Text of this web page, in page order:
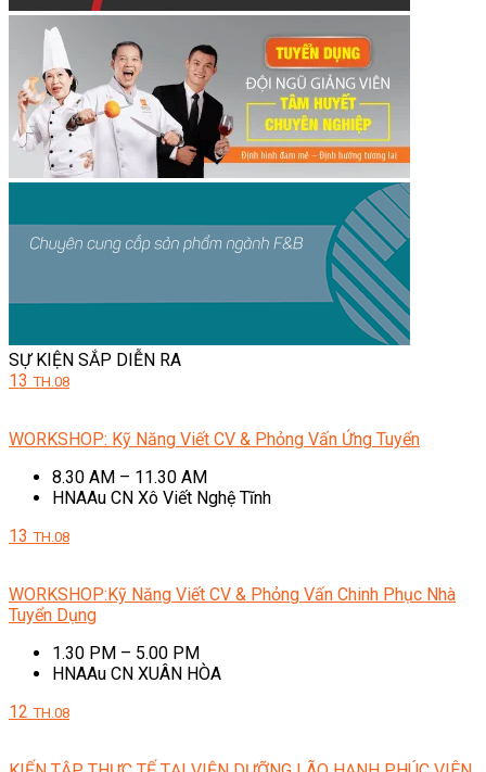
SỰ KIỆN SẮP DIỄN RA
13 TH.08
WORKSHOP: Kỹ Năng Viết CV & Phỏng Vấn Ứng Tuyển
8.30 AM – 11.30 AM
HNAAu CN Xô Viết Nghệ Tĩnh
13 TH.08
WORKSHOP:Kỹ Năng Viết CV & Phỏng Vấn Chinh Phục Nhà
Tuyển Dụng
1.30 PM – 5.00 PM
HNAAu CN XUÂN HÒA
12 TH.08